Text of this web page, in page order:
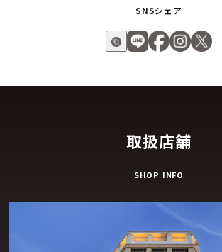
SNSシェア
取扱店舗
SHOP INFO